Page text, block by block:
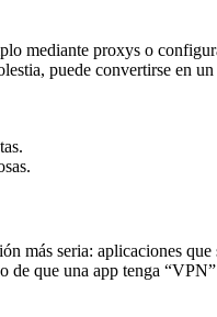
mediante proxys o
puede convertirse en
más seria: aplicaciones
que una app tenga